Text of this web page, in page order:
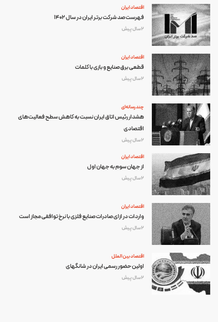
اقتصاد ایران
فهرست صد شرکت برتر ایران در سال 1402
2 سال پیش
اقتصاد ایران
قطعی برق صنایع و بازی با کلمات
2 سال پیش
چند رسانه‌ای
هشدار رئیس اتاق ایران نسبت به کاهش سطح فعالیت‌های
اقتصادی
2 سال پیش
اقتصاد ایران
از جهان سوم به جهان اول
2 سال پیش
اقتصاد ایران
واردات در ازای صادرات صنایع فلزی با نرخ توافقی مجاز است
2 سال پیش
اقتصاد بین الملل
اولین حضور رسمی ایران در شانگهای
2 سال پیش